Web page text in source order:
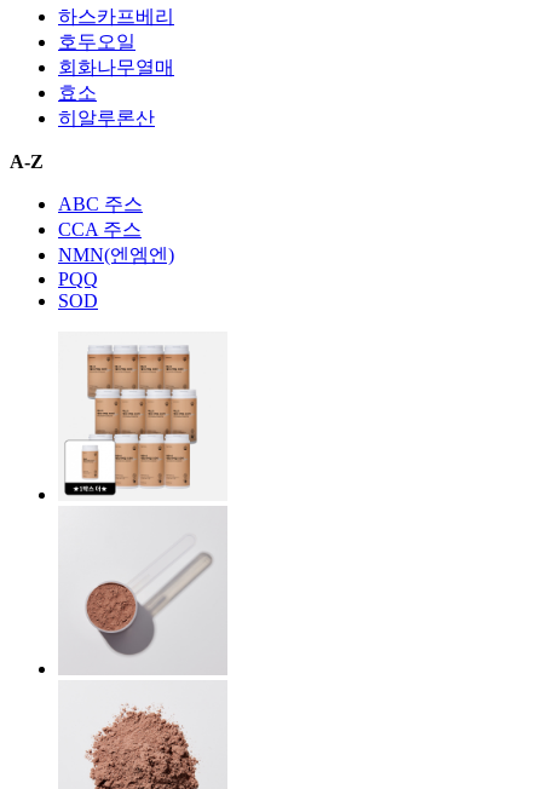
하스카프베리
호두오일
회화나무열매
효소
히알루론산
A-Z
ABC 주스
CCA 주스
NMN(엔엠엔)
PQQ
SOD